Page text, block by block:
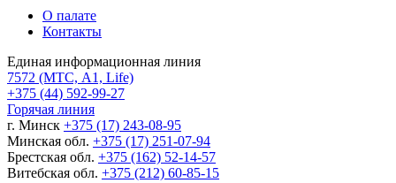
О палате
Контакты
Единая информационная линия
7572 (МТС, A1, Life)
+375 (44) 592-99-27
Горячая линия
г. Минск +375 (17) 243-08-95
Минская обл. +375 (17) 251-07-94
Брестская обл. +375 (162) 52-14-57
Витебская обл. +375 (212) 60-85-15